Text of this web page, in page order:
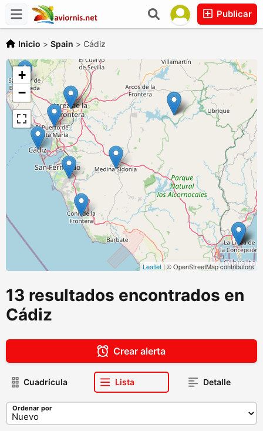
Publicar
Inicio > Spain > Cádiz
+
−
Leaflet| © OpenStreetMap contributors
13 resultados encontrados en
Cádiz
Crear alerta
Cuadrícula Lista Detalle
Ordenar por